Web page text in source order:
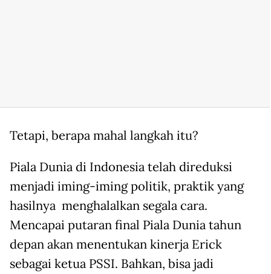
Tetapi, berapa mahal langkah itu?
Piala Dunia di Indonesia telah direduksi
menjadi iming-iming politik, praktik yang
hasilnya menghalalkan segala cara.
Mencapai putaran final Piala Dunia tahun
depan akan menentukan kinerja Erick
sebagai ketua PSSI. Bahkan, bisa jadi